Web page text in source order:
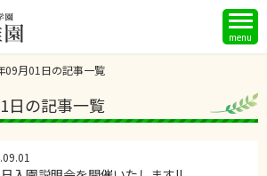
menu
09月01日の記事一覧
日の記事一覧